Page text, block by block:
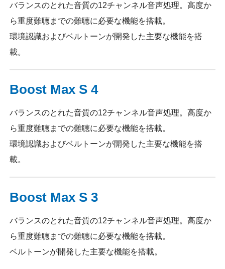
バランスのとれた音質の12チャンネル音声処理。高度か
ら重度難聴までの難聴に必要な機能を搭載。
環境認識およびベルトーンが開発した主要な機能を搭
載。
Boost Max S 4
バランスのとれた音質の12チャンネル音声処理。高度か
ら重度難聴までの難聴に必要な機能を搭載。
環境認識およびベルトーンが開発した主要な機能を搭
載。
Boost Max S 3
バランスのとれた音質の12チャンネル音声処理。高度か
ら重度難聴までの難聴に必要な機能を搭載。
ベルトーンが開発した主要な機能を搭載。